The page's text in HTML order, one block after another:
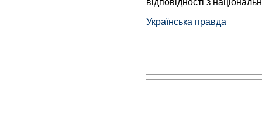
Українська правда